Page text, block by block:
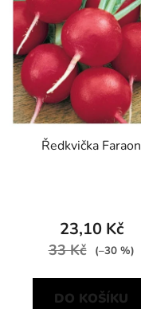
Ředkvička Faraon
23,10 Kč
33 Kč (–30 %)
DO KOŠÍKU